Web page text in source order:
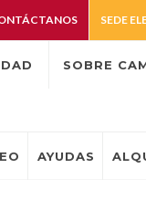
SEDE
SOBRE
AYUDAS